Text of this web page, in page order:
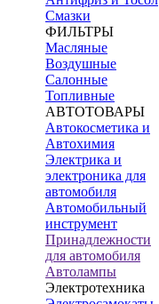
Смазки
ФИЛЬТРЫ
Масляные
Воздушные
Салонные
Топливные
АВТОТОВАРЫ
Автокосметика и
Автохимия
Электрика и
электроника для
автомобиля
Автомобильный
инструмент
Принадлежности
для автомобиля
Автолампы
Электротехника